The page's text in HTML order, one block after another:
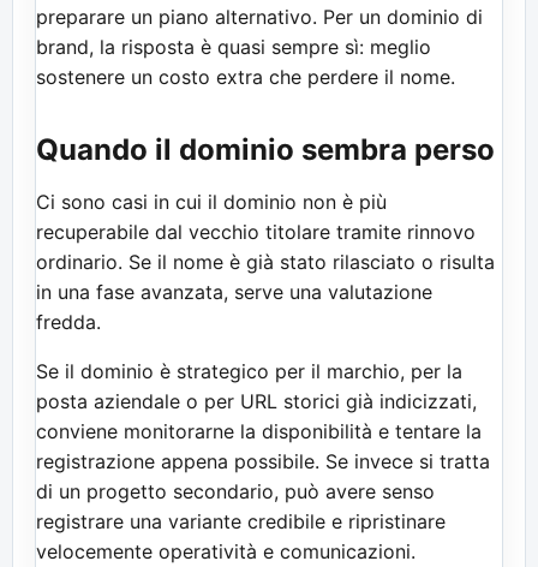
preparare un piano alternativo. Per un dominio di
brand, la risposta è quasi sempre sì: meglio
sostenere un costo extra che perdere il nome.
Quando il dominio sembra perso
Ci sono casi in cui il dominio non è più
recuperabile dal vecchio titolare tramite rinnovo
ordinario. Se il nome è già stato rilasciato o risulta
in una fase avanzata, serve una valutazione
fredda.
Se il dominio è strategico per il marchio, per la
posta aziendale o per URL storici già indicizzati,
conviene monitorarne la disponibilità e tentare la
registrazione appena possibile. Se invece si tratta
di un progetto secondario, può avere senso
registrare una variante credibile e ripristinare
velocemente operatività e comunicazioni.